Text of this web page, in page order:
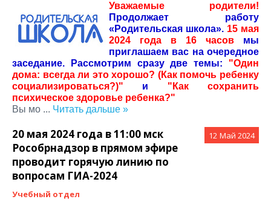
Уважаемые родители!
Продолжает работу
«Родительская школа». 15 мая
2024 года в 16 часов мы
приглашаем вас на очередное
заседание. Рассмотрим сразу две темы:
"Один
дома: всегда ли это хорошо? (Как помочь ребенку
социализироваться?)" и
"Как сохранить
психическое здоровье ребенка?"
Вы мо ... Читать дальше »
12 Май 2024
20 мая 2024 года в 11:00 мск
Рособрнадзор в прямом эфире
проводит горячую линию по
вопросам ГИА-2024
Учебный отдел